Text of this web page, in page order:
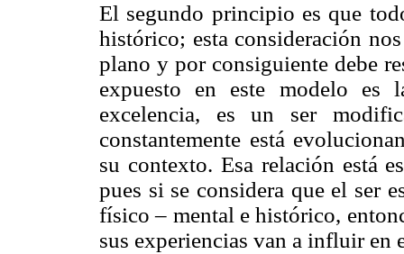
El segundo principio es que
histórico; esta consideración
plano y por consiguiente debe
expuesto en este modelo es
excelencia, es un ser
constantemente está
su contexto. Esa relación está
pues si se considera que el ser
físico – mental e histórico,
sus experiencias van a influir en